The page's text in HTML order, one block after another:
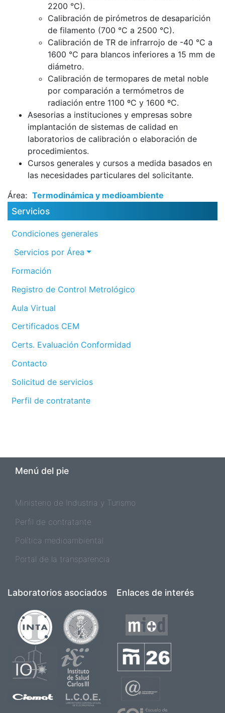
2200 °C).
Calibración de pirómetros de desaparición
de filamento (700 °C a 2500 °C).
Calibración de TR de infrarrojo de -40 °C a
1600 °C para blancos inferiores a 15 mm de
diámetro.
Calibración de termopares de metal noble
por comparación a termómetros de
radiación entre 1100 ºC y 1600 ºC.
Asesorias a instituciones y empresas sobre
implantación de sistemas de calidad en
laboratorios de calibración o elaboración de
procedimientos.
Cursos generales y cursos a medida basados en
las necesidades particulares del solicitante.
Área
Termodinámica y medioambiente
Servicios
Condiciones generales
Servicios por Área
Formación
Registro de Control Metrológico
Aula Virtual
Certificados CEM
Certs. Evaluación Conformidad
Contacto
Solicitud de servicios
Perfil de contratante
Menú del pie
Ministerio de Industria y Turismo
Perfil de contratante
Política medioambiental
Portal de la transparencia
Laboratorios asociados
Imagen Imagen
Imagen Imagen
Imagen Imagen
Enlaces de interés
Imagen
Imagen
Imagen